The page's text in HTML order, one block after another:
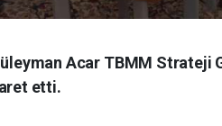
Acar TBMM Strateji
etti.